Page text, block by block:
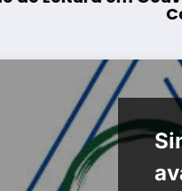
Casa de